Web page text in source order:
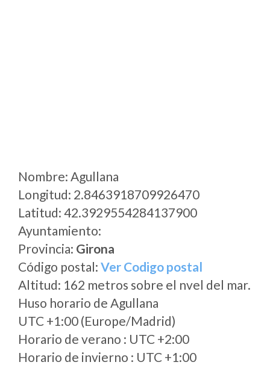
Nombre: Agullana
Longitud: 2.8463918709926470
Latitud: 42.3929554284137900
Ayuntamiento:
Provincia: Girona
Código postal: Ver Codigo postal
Altitud: 162 metros sobre el nvel del mar.
Huso horario de Agullana
UTC +1:00 (Europe/Madrid)
Horario de verano : UTC +2:00
Horario de invierno : UTC +1:00